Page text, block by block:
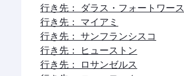
行き先： ダラス・フォートワース
行き先： マイアミ
行き先： サンフランシスコ
行き先： ヒューストン
行き先： ロサンゼルス